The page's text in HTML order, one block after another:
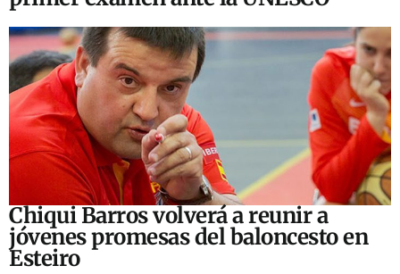
Chiqui Barros volverá a reunir a
jóvenes promesas del baloncesto en
Esteiro